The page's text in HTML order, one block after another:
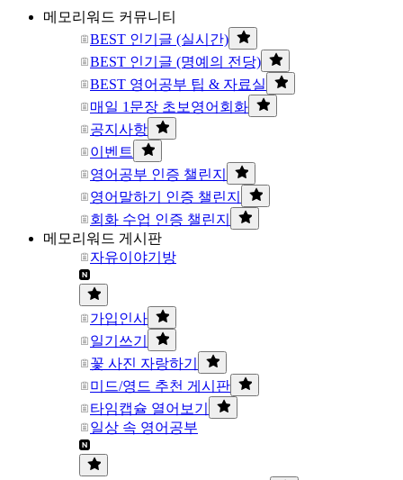
메모리워드 커뮤니티
BEST 인기글 (실시간)
BEST 인기글 (명예의 전당)
BEST 영어공부 팁 & 자료실
매일 1문장 초보영어회화
공지사항
이벤트
영어공부 인증 챌린지
영어말하기 인증 챌린지
회화 수업 인증 챌린지
메모리워드 게시판
자유이야기방
가입인사
일기쓰기
꽃 사진 자랑하기
미드/영드 추천 게시판
타임캡슐 열어보기
일상 속 영어공부